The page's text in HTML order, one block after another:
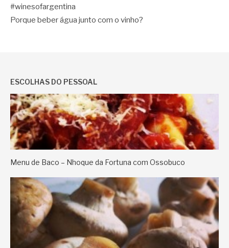
#winesofargentina
Porque beber água junto com o vinho?
ESCOLHAS DO PESSOAL
Menu de Baco – Nhoque da Fortuna com Ossobuco